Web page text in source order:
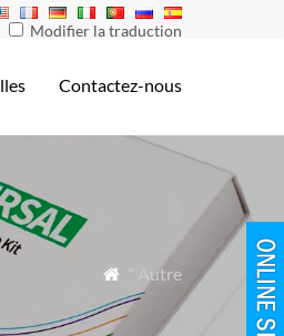
Modifier la traduction
Contactez-nous
 " Autre